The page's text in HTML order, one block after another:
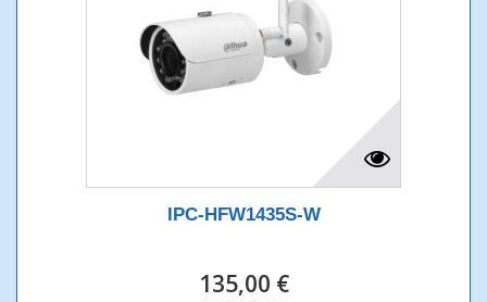
IPC-HFW1435S-W
135,00 €